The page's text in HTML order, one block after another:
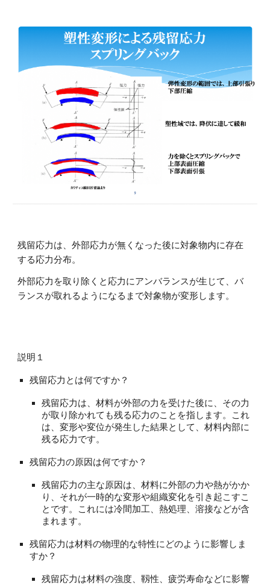
残留応力は、外部応力が無くなった後に対象物内に存在
する応力分布。
外部応力を取り除くと応力にアンバランスが生じて、バ
ランスが取れるようになるまで対象物が変形します。
説明１
残留応力とは何ですか？
残留応力は、材料が外部の力を受けた後に、その力
が取り除かれても残る応力のことを指します。これ
は、変形や変位が発生した結果として、材料内部に
残る応力です。
残留応力の原因は何ですか？
残留応力の主な原因は、材料に外部の力や熱がかか
り、それが一時的な変形や組織変化を引き起こすこ
とです。これには冷間加工、熱処理、溶接などが含
まれます。
残留応力は材料の物理的な特性にどのように影響しま
すか？
残留応力は材料の強度、靱性、疲労寿命などに影響